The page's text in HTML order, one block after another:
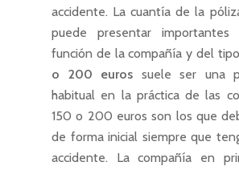
accidente. La cuantía de la
puede presentar importantes
función de la compañía y del
o 200 euros suele ser una
habitual en la práctica de las
150 o 200 euros son los que
de forma inicial siempre que
accidente. La compañía en